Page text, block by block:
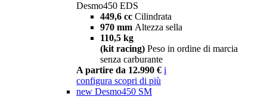
Desmo450 EDS
449,6 cc Cilindrata
970 mm Altezza sella
110,5 kg
(kit racing) Peso in ordine di marcia
senza carburante
A partire da 12.990 € i
configura scopri di più
new Desmo450 SM